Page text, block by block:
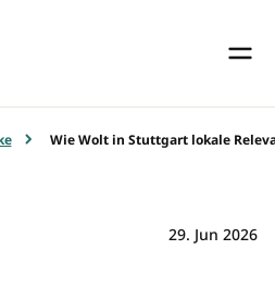
Wie Wolt in Stuttgart lokale
29. Jun 2026